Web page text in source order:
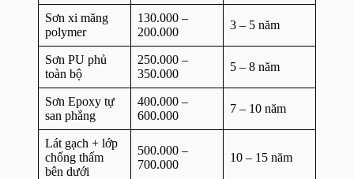
Sơn xi măng
polymer
130.000 –
200.000
3 – 5 năm
Sơn PU phủ
toàn bộ
250.000 –
350.000
5 – 8 năm
Sơn Epoxy tự
san phẳng
400.000 –
600.000
7 – 10 năm
Lát gạch + lớp
chống thấm
bên dưới
500.000 –
700.000
10 – 15 năm